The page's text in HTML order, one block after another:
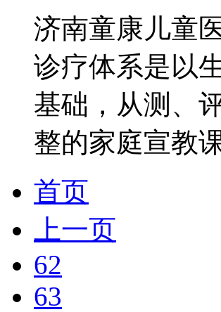
济南童康儿童
诊疗体系是以
基础，从测、
整的家庭宣教
首页
上一页
62
63